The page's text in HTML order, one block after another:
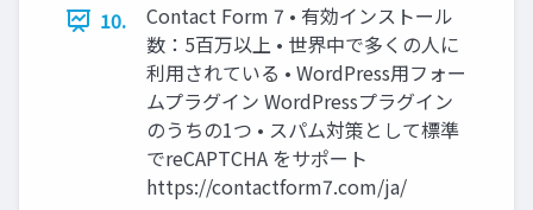
10.
Contact Form 7 • 有効インストール
数：5百万以上 • 世界中で多くの人に
利用されている • WordPress用フォー
ムプラグイン WordPressプラグイン
のうちの1つ • スパム対策として標準
でreCAPTCHA をサポート
https://contactform7.com/ja/